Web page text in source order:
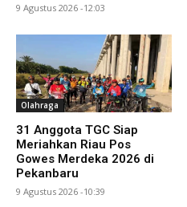
9 Agustus 2026 -12:03
Olahraga
31 Anggota TGC Siap
Meriahkan Riau Pos
Gowes Merdeka 2026 di
Pekanbaru
9 Agustus 2026 -10:39